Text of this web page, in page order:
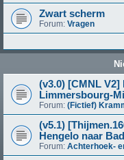
Zwart scherm
Forum: Vragen
(v3.0) [CMNL V2]
Limmersbourg-
Forum: (Fictief)
(v5.1)
Hengelo naar
Forum: Achterhoek-